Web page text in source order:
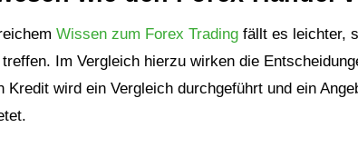
Wissen zum Forex Trading fällt es leichter,
treffen. Im Vergleich hierzu wirken die
Kredit wird ein Vergleich durchgeführt und ein